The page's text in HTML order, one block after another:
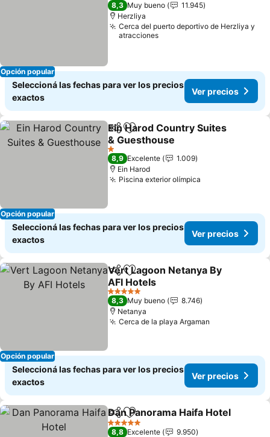
Opción popular
8,3 Muy bueno
11.945
Herzliya
Cerca del puerto deportivo de Herzliya y
atracciones
Seleccioná las fechas para ver los precios
exactos
Ver precios
Opción popular
CompartirAñadir a favoritos
Ein Harod Country Suites
& Guesthouse
1 Estrellas
8,9 Excelente
1.009
Ein Harod
Piscina exterior olímpica
Seleccioná las fechas para ver los precios
exactos
Ver precios
Opción popular
CompartirAñadir a favoritos
Vert Lagoon Netanya By
AFI Hotels
5 Estrellas
8,3 Muy bueno
8.746
Netanya
Cerca de la playa Argaman
Seleccioná las fechas para ver los precios
exactos
Ver precios
CompartirAñadir a favoritos
Dan Panorama Haifa Hotel
5 Estrellas
8,8 Excelente
9.950